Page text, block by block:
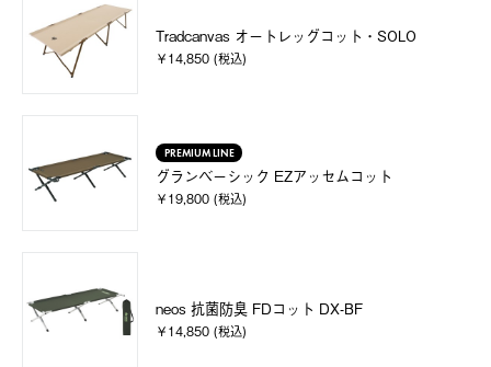
Tradcanvas オートレッグコット・SOLO
￥14,850 (税込)
PREMIUM LINE
グランベーシック EZアッセムコット
￥19,800 (税込)
neos 抗菌防臭 FDコット DX-BF
￥14,850 (税込)